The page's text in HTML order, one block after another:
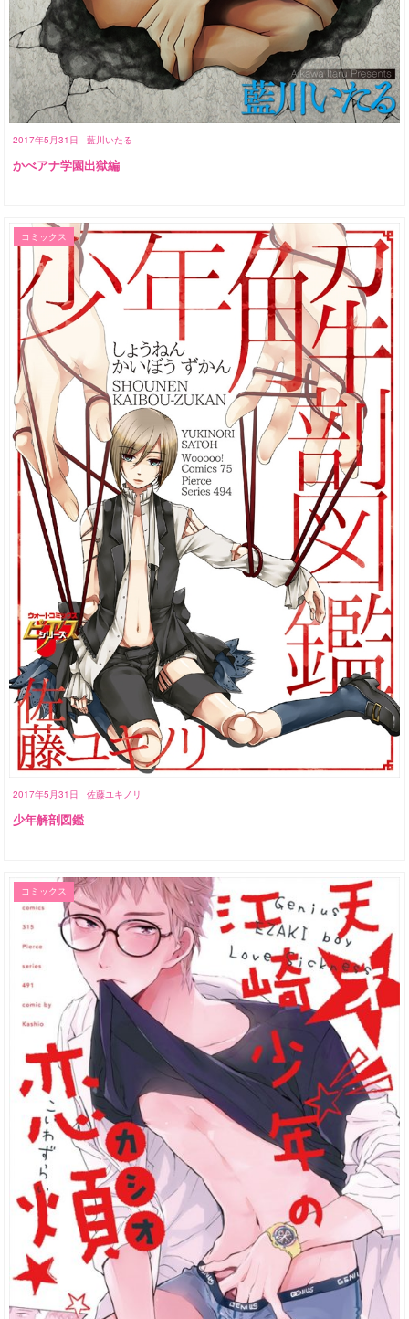
2017年5月31日 藍川いたる
かべアナ学園出獄編
2017年5月31日 佐藤ユキノリ
コミックス
少年解剖図鑑
コミックス